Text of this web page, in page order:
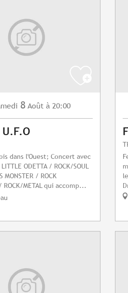
8 Août à 20:00
dans l'Ouest; Concert avec
ODETTA / ROCK/SOUL
MONSTER / ROCK
/ ROCK/METAL qui accomp...